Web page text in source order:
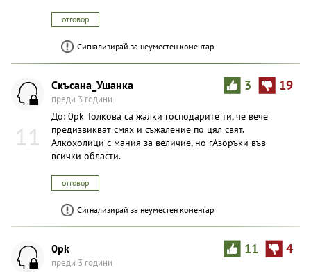
отговор
Сигнализирай за неуместен коментар
11
3 19
Скъсана_Ушанка
преди 3 години
До: 0pk Толкова са жалки господарите ти, че вече
предизвикват смях и съжаление по цял свят.
Алкохолици с мания за величие, но гАзоръки във
всички области.
отговор
Сигнализирай за неуместен коментар
11 4
0pk
преди 3 години